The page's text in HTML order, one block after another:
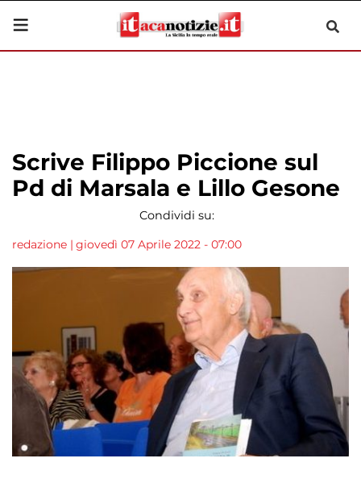
Scrive Filippo Piccione sul
Pd di Marsala e Lillo Gesone
Condividi su:
redazione | giovedì 07 Aprile 2022 - 07:00